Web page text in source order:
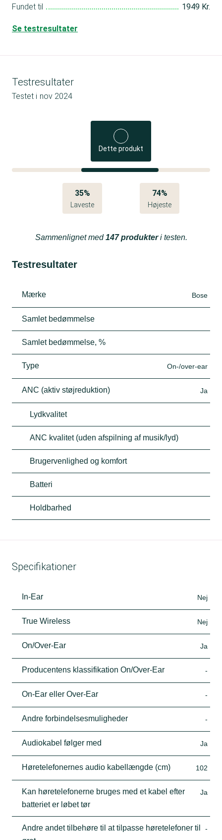
Fundet til 1949 Kr.
Se testresultater
Testresultater
Testet i nov 2024
Dette produkt
35%
Laveste
74%
Højeste
Sammenlignet med147 produkteri testen.
Testresultater
Mærke Bose
Samlet bedømmelse
Samlet bedømmelse, %
Type On-/over-ear
ANC (aktiv støjreduktion) Ja
Lydkvalitet
ANC kvalitet (uden afspilning af musik/lyd)
Brugervenlighed og komfort
Batteri
Holdbarhed
Specifikationer
In-Ear Nej
True Wireless Nej
On/Over-Ear Ja
Producentens klassifikation On/Over-Ear -
On-Ear eller Over-Ear -
Andre forbindelsesmuligheder -
Audiokabel følger med Ja
Høretelefonernes audio kabellængde (cm) 102
Kan høretelefonerne bruges med et kabel efter
batteriet er løbet tør
Ja
Andre andet tilbehøre til at tilpasse høretelefoner til
-